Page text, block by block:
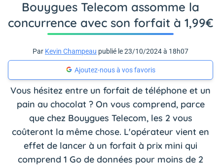
Bouygues Telecom assomme la
concurrence avec son forfait à 1,99€
Par Kevin Champeau publié le 23/10/2024 à 18h07
Ajoutez-nous à vos favoris
Vous hésitez entre un forfait de téléphone et un
pain au chocolat ? On vous comprend, parce
que chez Bouygues Telecom, les 2 vous
coûteront la même chose. L'opérateur vient en
effet de lancer à un forfait à prix mini qui
comprend 1 Go de données pour moins de 2